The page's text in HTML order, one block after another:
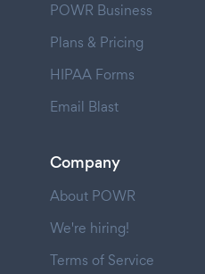
POWR Business
Plans & Pricing
HIPAA Forms
Email Blast
Company
About POWR
We're hiring!
Terms of Service